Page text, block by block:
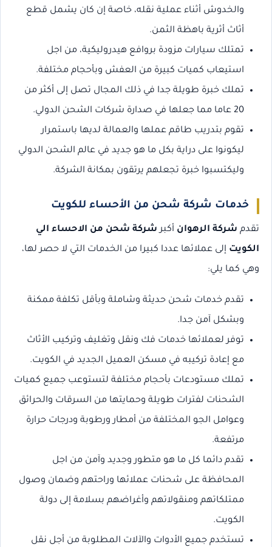
والخدوش أثناء عملية نقله، خاصة إن كان يشمل قطع
أثاث أثرية باهظة الثمن.
تمتلك سيارات مزودة بروافع هيدروليكية، من اجل
استيعاب كميات كبيرة من العفش وبأحجام مختلفة.
تملك خبرة طويلة جدا في ذلك المجال تصل إلى أكثر من
20 عاما مما جعلها في صدارة شركات الشحن الدولي.
تقوم بتدريب طاقم عملها والعمالة لديها باستمرار
ليكونوا على دراية بكل ما هو جديد في عالم الشحن الدولي
وليكتسبوا خبرة تجعلهم يرتقون بمكانة الشركة.
خدمات شركة شحن من الأحساء للكويت
تقدم شركة الرهوان أكبر شركة شحن من الاحساء الي
الكويت إلى عملائها عددا كبيرا من الخدمات التي لا حصر لها،
وهي كما يلي:
تقدم خدمات شحن حديثة وشاملة وبأقل تكلفة ممكنة
وبشكل آمن جدا.
توفر لعملائها خدمات فك ونقل وتغليف وتركيب الأثاث
مع إعادة تركيبه في مسكن العميل الجديد في الكويت.
تملك مستودعات بأحجام مختلفة لتستوعب جميع كميات
الشحنات لفترات طويلة وحمايتها من السرقات والحرائق
وعوامل الجو المختلفة من أمطار ورطوبة ودرجات حرارة
مرتفعة.
تقدم دائما كل ما هو متطور وجديد وآمن من اجل
المحافظة على شحنات عملائها وراحتهم وضمان وصول
ممتلكاتهم ومنقولاتهم وأغراضهم بسلامة إلى دولة
الكويت.
تستخدم جميع الأدوات والآلات المطلوبة من أجل نقل